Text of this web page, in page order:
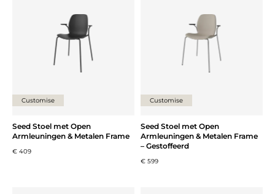
Customise
Seed Stoel met Open
Armleuningen & Metalen Frame
€ 409
Customise
Seed Stoel met Open
Armleuningen & Metalen Frame
– Gestoffeerd
€ 599